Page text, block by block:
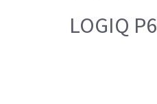
LOGIQ